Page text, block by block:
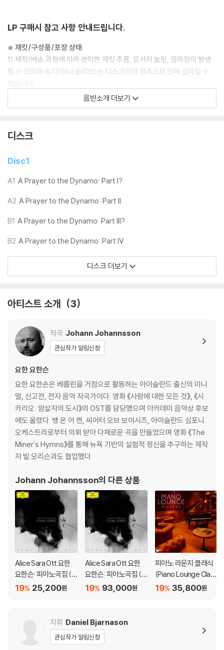
LP 구매시 참고 사항 안내드립니다.
※ 재킷/구성품/포장 상태
1) 제작/배송 과정에 따라 경미한 재킷 주름, 모서리 눌림, 갈라짐이 발생
할 수 있으며 속지(이너 슬리브)는 디스크와의 접촉으로 인해 갈라질 수
있습니다.
외관상 불량 확인되는 상품을 개봉 시엔 반품/교환 처리 불가합니다.
2) 디스크 라벨은 공정상 매끄럽게 부착되지 않을 수도 있으며 겉포장 비
3) 일본 제작 LP는 대부분 겉비닐이 밀봉되어 있지 않습니다.
4) 디지털 다운로드 코드는 본사에서 공지 없이 증정 종료될 수 있습니다.
1) 침압 조절 기능이 없는 턴테이블을 사용하시는 경우, (주로 올인원 형태
수 있습니다.
기기 문제로 인해 발생하는 재생 불량 현상에 대해서는 반품/교환이 불가
하니 침압 조절이 가능한 기기에서 재생하실 것을 권유 드립니다.
2) 디스크는 정전기와 먼지로 인해 재생이 원활하지 않은 경우가 있습니
3) 바늘에 먼지가 쌓이는 경우에도 재생이 원활하지 않을 수 있습니다.
1) 열을 가하여 제작하는 바이닐 공정 특성상 디스크 표면이 미세하게 울
재생이 불안정한 경우 스태빌라이저를 사용하시면 좀 더 안정적인 재생이
가능합니다.
2) 재생 음역의 왜곡을 최소화 하고 반복 재생시에도 최대한 일관되게 유
블 스핀들에 맞지 않는 경우에는 전용 제품 등을 이용하여 센터 홀을 조정
하시면 해결됩니다.
3) 디스크에 미세한 잔 흠집이 남아있거나 인쇄 면이 깨끗하지 않은 경우
가 있으며, 이는 상품의 불량이 아닙니다. 단, 재생에 이상이 있는 경우에는
불량으로 인한 반품/교환이 가능합니다
※ 컬러 디스크
아래에 해당하는 경우는 불량이 아니므로 개봉 후 반품/교환이 불가합니
1) 컬러 디스크는 웹 이미지와 실제 색상이 차이가 날 수 있습니다.
2) 컬러 디스크의 특성상 제작 공정시 앨범마다 색상 차이가 나는 경우도
3) 컬러 디스크는 제작 과정에서 다른 색상 염료가 섞여 얼룩과 번짐, 반점
등이 발생할 수 있습니다.
※ 반품/교환 안내
1) 불량으로 인한 반품/교환 요청 시에는 불량 확인을 위해 개봉 시의 동영
상을 요청할 수 있으며, 동영상이 없는 경우 반품/교환이 제한될 수 있습니
2) LP는 잦은 배송 과정에서 재킷에 손상이 발생할 가능성이 높고 재판매
가 어려우므로 신중한 구매를 부탁드립니다.
음반소개 더보기
디스크
Disc1
A1 A Prayer to the Dynamo: Part I?
A2 A Prayer to the Dynamo: Part II
B1 A Prayer to the Dynamo: Part III?
B2 A Prayer to the Dynamo: Part IV
디스크 더보기
아티스트 소개 3
작곡 Johann Johannsson
관심작가 알림신청
요한 요한슨
요한 요한손은 베를린을 거점으로 활동하는 아이슬란드 출신의 미니
멀, 신고전, 전자 음악 작곡가이다. 영화 《사랑에 대한 모든 것》, 《시
카리오: 암살자의 도시》의 OST를 담당했으며 아카데미 음악상 후보
에도 올랐다. 뱅 온 어 캔, 씨어터 오브 보이시즈, 아이슬란드 심포니
오케스트라로부터 의뢰 받아 다채로운 곡을 만들었으며 영화 《The
Miner's Hymns》를 통해 뉴욕 기반의 실험적 정신을 추구하는 제작
자 빌 모리슨과도 협업했다.
Johann Johannsson의 다른 상품
Alice Sara Ott 요한
요한슨: 피아노곡집 (J
ohann Johannsson:
25,200원
19%
Alice Sara Ott 요한
요한슨: 피아노곡집 (J
ohann Johannsson:
93,000원
19%
피아노 라운지 클래식
(Piano Lounge Clas
sics) [LP]35,800원
19%
지휘 Daniel Bjarnason
관심작가 알림신청